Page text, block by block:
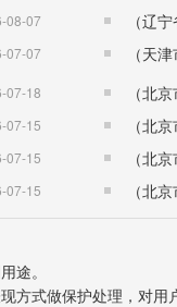
08-07
07-07
07-18
07-15
07-15
07-15
途。
方式做保护处理，对